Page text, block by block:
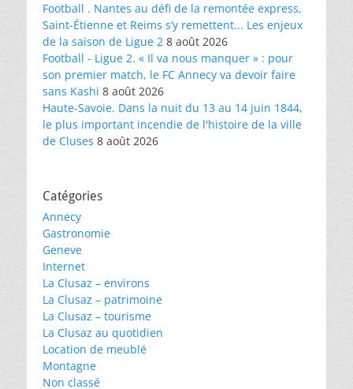
Football . Nantes au défi de la remontée express,
Saint-Étienne et Reims s’y remettent... Les enjeux
de la saison de Ligue 2 8 août 2026
Football - Ligue 2. « Il va nous manquer » : pour
son premier match, le FC Annecy va devoir faire
sans Kashi 8 août 2026
Haute-Savoie. Dans la nuit du 13 au 14 juin 1844,
le plus important incendie de l'histoire de la ville
de Cluses 8 août 2026
Catégories
Annecy
Gastronomie
Geneve
Internet
La Clusaz – environs
La Clusaz – patrimoine
La Clusaz – tourisme
La Clusaz au quotidien
Location de meublé
Montagne
Non classé